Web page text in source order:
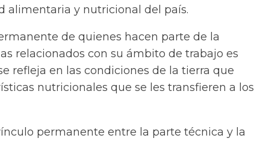
alimentaria y nutricional del país.
de quienes hacen parte de la
relacionados con su ámbito de trabajo es
refleja en las condiciones de la tierra que
nutricionales que se les transfieren a los
permanente entre la parte técnica y la